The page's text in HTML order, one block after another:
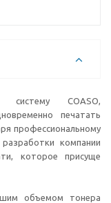
систему COASO,
печатать
профессиональному
компании
которое присуще
объемом тонера